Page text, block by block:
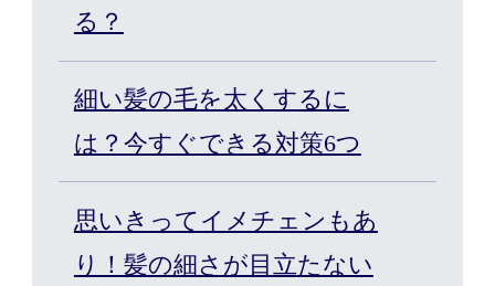
髪の悩みから探す
無料相談・お試し体験
料金プラン
る？
細い髪の毛を太くするに
は？今すぐできる対策6つ
思いきってイメチェンもあ
り！髪の細さが目立たない